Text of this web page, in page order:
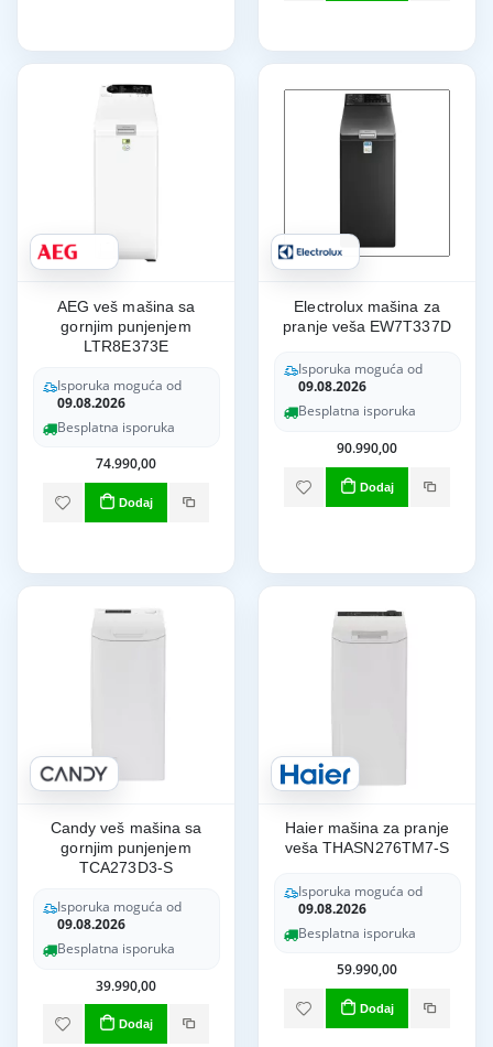
AEG veš mašina sa
gornjim punjenjem
LTR8E373E
Isporuka moguća od
09.08.2026
Besplatna isporuka
74.990,00
Dodaj
Electrolux mašina za
pranje veša EW7T337D
Isporuka moguća od
09.08.2026
Besplatna isporuka
90.990,00
Dodaj
Candy veš mašina sa
gornjim punjenjem
TCA273D3-S
Isporuka moguća od
09.08.2026
Besplatna isporuka
39.990,00
Dodaj
Haier mašina za pranje
veša THASN276TM7-S
Isporuka moguća od
09.08.2026
Besplatna isporuka
59.990,00
Dodaj